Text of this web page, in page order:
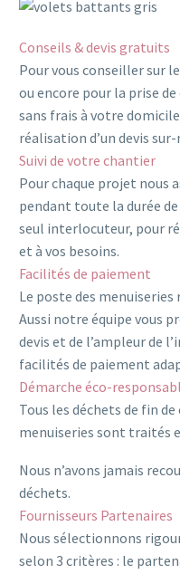
Conseils & devis gratuits
Pour vous conseiller sur
ou encore pour la prise
sans frais à votre
réalisation d’un devis sur-
Suivi de votre chantier
Pour chaque projet nous
pendant toute la durée de
seul interlocuteur, pour
et à vos besoins.
Facilités de paiement
Le poste des
Aussi notre équipe vous
devis et de l’ampleur de
facilités de paiement
Démarche éco-
Tous les déchets de fin
menuiseries sont traités
Nous n’avons jamais
déchets.
Fournisseurs Partenaires
Nous sélectionnons
selon 3 critères : le